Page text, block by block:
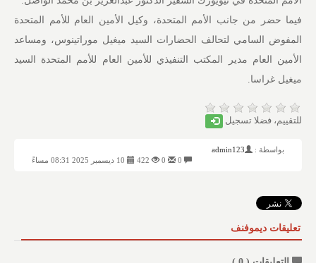
فيما حضر من جانب الأمم المتحدة، وكيل الأمين العام للأمم المتحدة
المفوض السامي لتحالف الحضارات السيد ميغيل موراتينوس، ومساعد
الأمين العام مدير المكتب التنفيذي للأمين العام للأمم المتحدة السيد
ميغيل غراسا.
للتقييم، فضلا تسجيل
بواسطة :
admin123
422
تعليقات ديموفنف